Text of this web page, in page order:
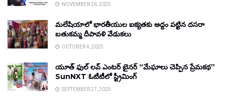
NOVEMBER 26, 2025
మలేషియాలో భారతీయుల ఐక్యతకు అద్దం పట్టిన దసరా
బతుకమ్మ దీపావళి వేడుకలు
OCTOBER 4, 2025
యూత్ ఫుల్ లవ్ ఎంటర్ టైనర్ “మేఘాలు చెప్పిన ప్రేమకథ”
SunNXT ఓటీటీలో స్ట్రీమింగ్
SEPTEMBER 27, 2025